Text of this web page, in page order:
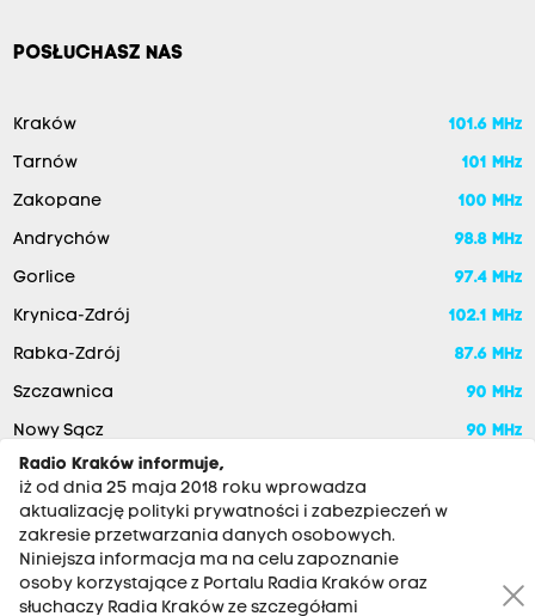
POSŁUCHASZ NAS
Kraków 101.6 MHz
Tarnów 101 MHz
Zakopane 100 MHz
Andrychów 98.8 MHz
Gorlice 97.4 MHz
Krynica-Zdrój 102.1 MHz
Rabka-Zdrój 87.6 MHz
Szczawnica 90 MHz
Nowy Sącz
90 MHz
Radio Kraków informuje,
iż od dnia 25 maja 2018 roku wprowadza
aktualizację polityki prywatności i zabezpieczeń w
zakresie przetwarzania danych osobowych.
Niniejsza informacja ma na celu zapoznanie
osoby korzystające z Portalu Radia Kraków oraz
słuchaczy Radia Kraków ze szczegółami